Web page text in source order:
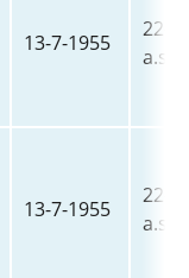
13-7-1955
22-
a.s.
13-7-1955
22-
a.s.